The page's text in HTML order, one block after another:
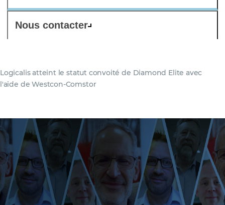
Nous contacter
Logicalis atteint le statut convoité de Diamond Elite avec
l'aide de Westcon-Comstor